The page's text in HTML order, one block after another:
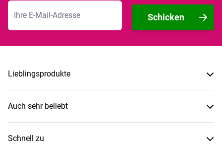
E-Mailadresse
Schicken
Lieblingsprodukte
Auch sehr beliebt
Schnell zu